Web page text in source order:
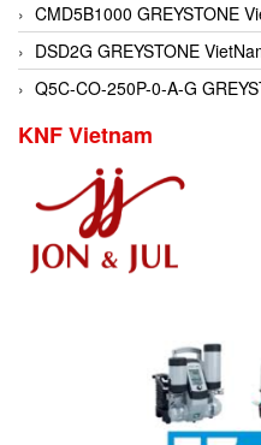
CMD5B1000 GREYSTONE
DSD2G GREYSTONE
Q5C-CO-250P-0-A-G
KNF Vietnam